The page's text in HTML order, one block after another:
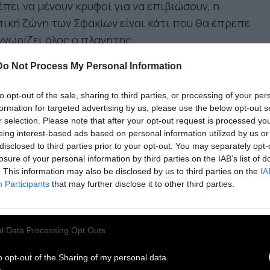
Not Process My Personal Information
opt-out of the sale, sharing to third parties, or processing of your
for targeted advertising by us, please use the below opt-out
selection. Please note that after your opt-out request is processed
interest-based ads based on personal information utilized by us
to third parties prior to your opt-out. You may separately
of your personal information by third parties on the IAB’s list of
This information may also be disclosed by us to third parties on the
Participants that may further disclose it to other third parties.
Data Processing Opt Outs
opt-out of the Sharing of my personal data.
να μένουν κρυφοί για να επιβιώσουν, η
ζώνη των Σφακίων είναι κάτι που θα έπρεπε
όλος ο πλανήτης.
αποτελούν μέρος 30ετούς έρευνας
αρχαιολογικό και λαογραφικό
Απόκοσμα τοπία, πρωτόγονα κτiρια
με εκφορικό σύστημα, αρχέγονη
δραστηριότητα, σπάνια χλωρίδα και
που δεν υπάρχουν πουθενά στον πλανήτη
ανθεκτικότητα για χιλιάδες χρόνια, αλλά
δεκαετίες καταρρέει και πλέον